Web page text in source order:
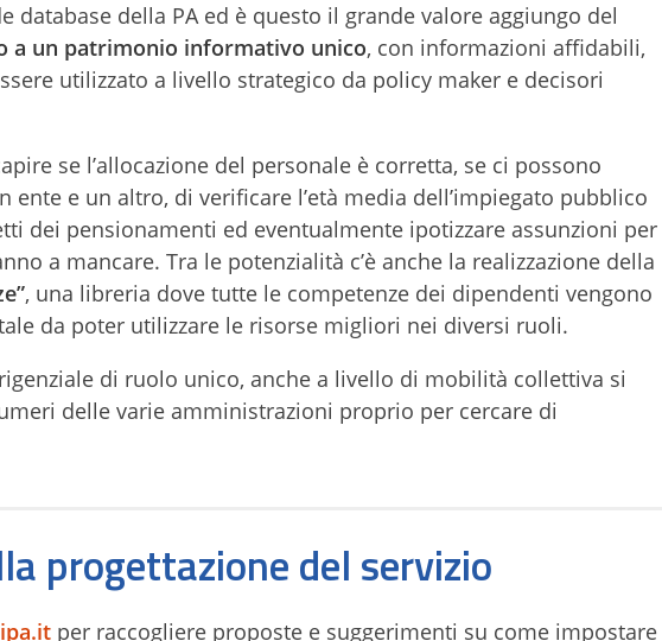
database della PA ed è questo il grande valore aggiungo del
a un patrimonio informativo unico, con informazioni affidabili,
utilizzato a livello strategico da policy maker e decisori
se l’allocazione del personale è corretta, se ci possono
e un altro, di verificare l’età media dell’impiegato pubblico
dei pensionamenti ed eventualmente ipotizzare assunzioni per
a mancare. Tra le potenzialità c’è anche la realizzazione della
, una libreria dove tutte le competenze dei dipendenti vengono
da poter utilizzare le risorse migliori nei diversi ruoli.
di ruolo unico, anche a livello di mobilità collettiva si
delle varie amministrazioni proprio per cercare di
progettazione del servizio
per raccogliere proposte e suggerimenti su come impostare